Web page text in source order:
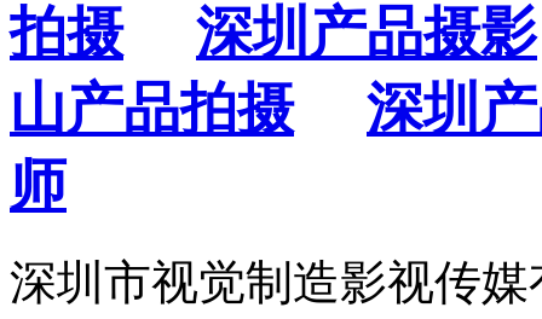
拍摄
深圳产品摄影
山产品拍摄
深圳
师
深圳市视觉制造影视传